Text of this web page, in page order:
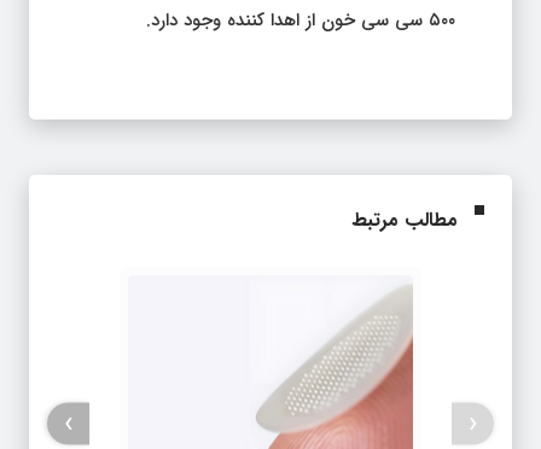
۵۰۰ سی سی خون از اهدا کننده وجود دارد.
مطالب مرتبط
‹
›